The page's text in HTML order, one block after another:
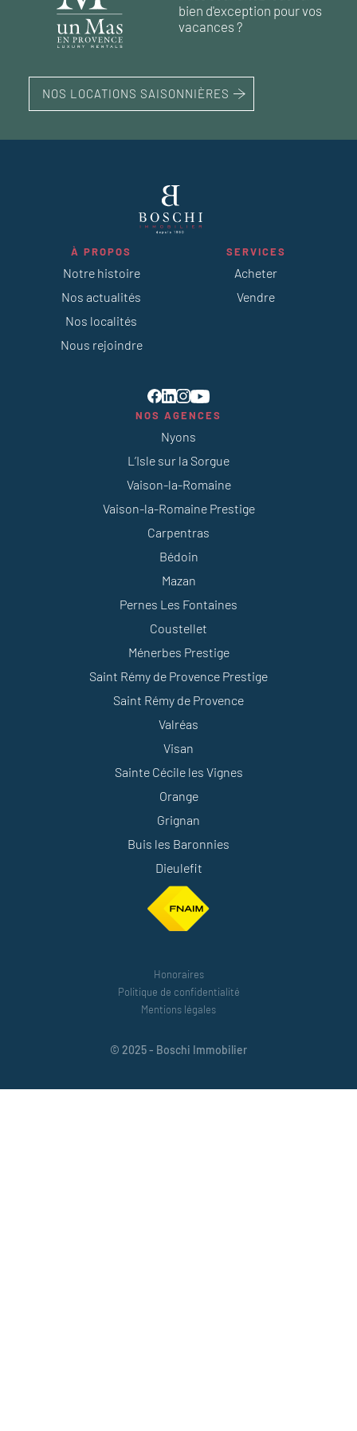
32 m² piscine
bien d'exception pour vos
vacances ?
NOS LOCATIONS SAISONNIÈRES
À PROPOS
Notre histoire
Nos actualités
Nos localités
Nous rejoindre
SERVICES
Acheter
Vendre
NOS AGENCES
Nyons
L’Isle sur la Sorgue
Vaison-la-Romaine
Vaison-la-Romaine Prestige
Carpentras
Bédoin
Mazan
Pernes Les Fontaines
Coustellet
Ménerbes Prestige
Saint Rémy de Provence Prestige
Saint Rémy de Provence
Valréas
Visan
Sainte Cécile les Vignes
Orange
Grignan
Buis les Baronnies
Dieulefit
Honoraires
Politique de confidentialité
Mentions légales
© 2025 - Boschi Immobilier